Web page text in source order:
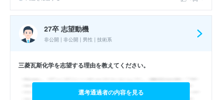
27卒 志望動機
非公開 | 非公開 | 男性 | 技術系
三菱瓦斯化学を志望する理由を教えてください。
選考通過者の内容を見る